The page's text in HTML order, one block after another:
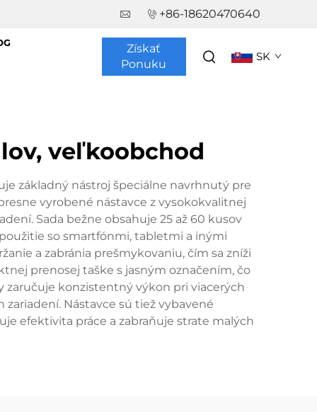
+86-18620470640
Získať
Ponuku
SK
veľkoobchod
základný nástroj špeciálne navrhnutý pre
vyrobené nástavce z vysokokvalitnej
Sada bežne obsahuje 25 až 60 kusov
so smartfónmi, tabletmi a inými
a zabránia prešmykovaniu, čím sa zníži
prenosej taške s jasným označením, čo
konzistentný výkon pri viacerých
Nástavce sú tiež vybavené
efektivita práce a zabraňuje strate malých